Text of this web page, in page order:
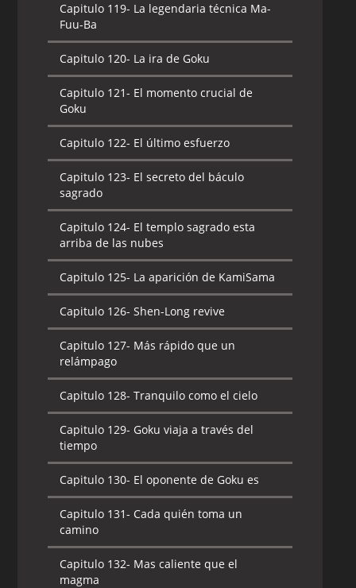
Capitulo 119- La legendaria técnica Ma-
Fuu-Ba
Capitulo 120- La ira de Goku
Capitulo 121- El momento crucial de
Goku
Capitulo 122- El último esfuerzo
Capitulo 123- El secreto del báculo
sagrado
Capitulo 124- El templo sagrado esta
arriba de las nubes
Capitulo 125- La aparición de KamiSama
Capitulo 126- Shen-Long revive
Capitulo 127- Más rápido que un
relámpago
Capitulo 128- Tranquilo como el cielo
Capitulo 129- Goku viaja a través del
tiempo
Capitulo 130- El oponente de Goku es
Capitulo 131- Cada quién toma un
camino
Capitulo 132- Mas caliente que el
magma